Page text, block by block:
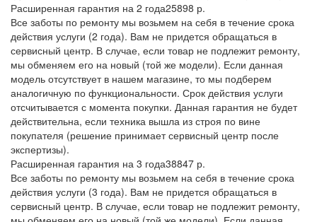
Расширенная гарантия на 2 года25898 р.
Все заботы по ремонту мы возьмем на себя в течение срока
действия услуги (2 года). Вам не придется обращаться в
сервисный центр. В случае, если товар не подлежит ремонту,
мы обменяем его на новый (той же модели). Если данная
модель отсутствует в нашем магазине, то мы подберем
аналогичную по функциональности. Срок действия услуги
отсчитывается с момента покупки. Данная гарантия не будет
действительна, если техника вышла из строя по вине
покупателя (решение принимает сервисный центр после
экспертизы).
Расширенная гарантия на 3 года38847 р.
Все заботы по ремонту мы возьмем на себя в течение срока
действия услуги (3 года). Вам не придется обращаться в
сервисный центр. В случае, если товар не подлежит ремонту,